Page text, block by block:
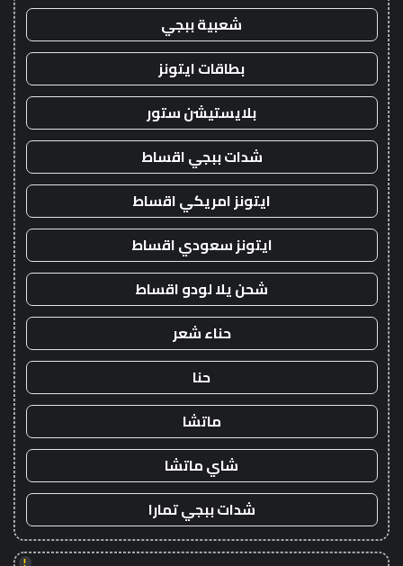
شعبية ببجي
بطاقات ايتونز
بلايستيشن ستور
شدات ببجي اقساط
ايتونز امريكي اقساط
ايتونز سعودي اقساط
شحن يلا لودو اقساط
حناء شعر
حنا
ماتشا
شاي ماتشا
شدات ببجي تمارا
!